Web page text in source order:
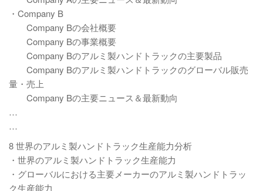
・Company B
Company Bの会社概要
Company Bの事業概要
Company Bのアルミ製ハンドトラックの主要製品
Company Bのアルミ製ハンドトラックのグローバル販売
量・売上
Company Bの主要ニュース＆最新動向
…
…
8 世界のアルミ製ハンドトラック生産能力分析
・世界のアルミ製ハンドトラック生産能力
・グローバルにおける主要メーカーのアルミ製ハンドトラッ
ク生産能力